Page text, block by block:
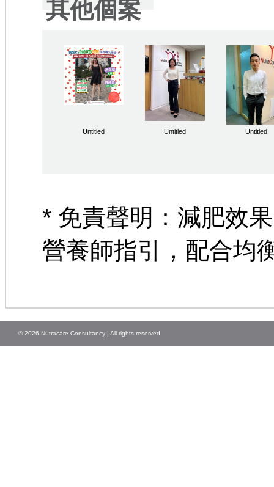
其他個案
Untitled Untitled Untitled
* 免責聲明：減肥效
營養師指引，配合均
© 2026 Nutracare Consultancy | All rights reserved.